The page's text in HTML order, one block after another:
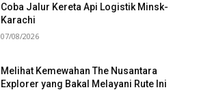
Coba Jalur Kereta Api Logistik Minsk-
Karachi
07/08/2026
Melihat Kemewahan The Nusantara
Explorer yang Bakal Melayani Rute Ini